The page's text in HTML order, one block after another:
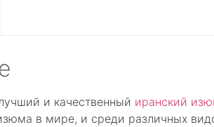
и качественный иранский
в мире, и среди различных